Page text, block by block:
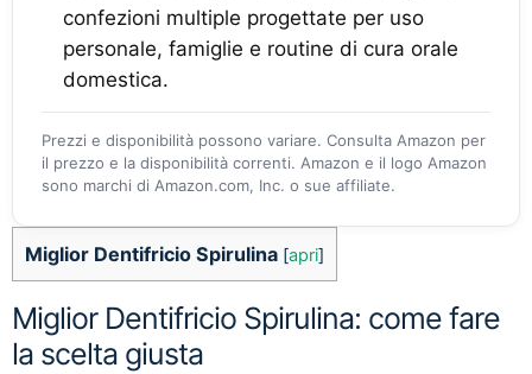
confezioni multiple progettate per uso
personale, famiglie e routine di cura orale
domestica.
Prezzi e disponibilità possono variare. Consulta Amazon per
il prezzo e la disponibilità correnti. Amazon e il logo Amazon
sono marchi di Amazon.com, Inc. o sue affiliate.
Miglior Dentifricio Spirulina [apri]
Miglior Dentifricio Spirulina: come fare
la scelta giusta